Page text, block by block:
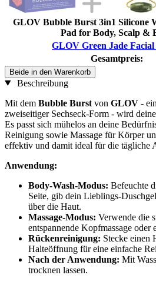
GLOV Bubble Burst 3in1 Silicone
Pad for Body, Scalp &
GLOV Green Jade
Gesamtpreis:
Beide in den Warenkorb
Beschreibung
Mit dem Bubble Burst von GLOV -
zweiseitiger Sechseck-Form - wird
Es passt sich mühelos an deine
Reinigung sowie Massage für Körper
effektiv und damit ideal für die tägliche
Anwendung:
Body-Wash-Modus: Befeuchte
Seite, gib dein Lieblings-
über die Haut.
Massage-Modus: Verwende die
entspannende Kopfmassage oder
Rückenreinigung: Stecke einen
Halteöffnung für eine einfache
Nach der Anwendung: Mit
trocknen lassen.